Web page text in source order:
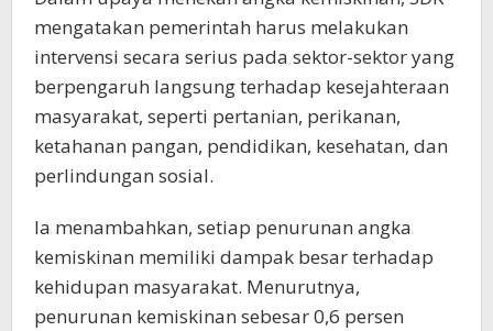
mengatakan pemerintah harus melakukan
intervensi secara serius pada sektor-sektor yang
berpengaruh langsung terhadap kesejahteraan
masyarakat, seperti pertanian, perikanan,
ketahanan pangan, pendidikan, kesehatan, dan
perlindungan sosial.
Ia menambahkan, setiap penurunan angka
kemiskinan memiliki dampak besar terhadap
kehidupan masyarakat. Menurutnya,
penurunan kemiskinan sebesar 0,6 persen